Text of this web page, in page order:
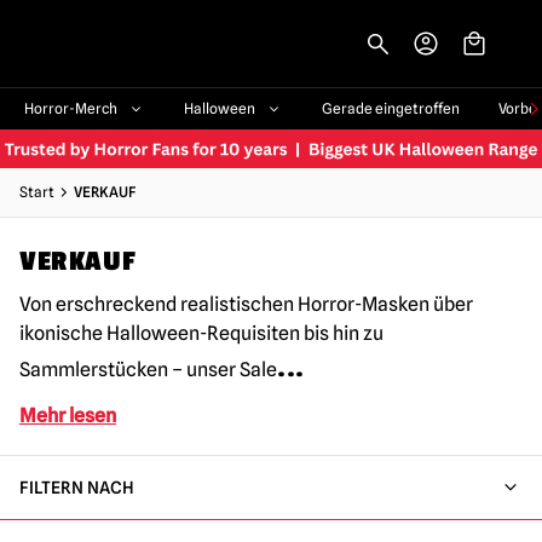
Horror-Merch Halloween Gerade eingetroffen
Start VERKAUF
VERKAUF
Von erschreckend realistischen Horror-Masken über
ikonische Halloween-Requisiten bis hin zu
Sammlerstücken – unser Sale...
Mehr lesen
FILTERN NACH